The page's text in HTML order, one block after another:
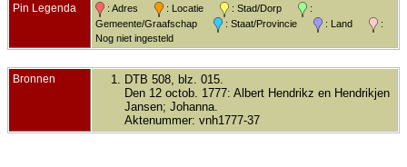
Pin Legenda : Adres : Locatie : Stad/Dorp
:
Gemeente/Graafschap
: Staat/Provincie : Land
:
Nog niet ingesteld
Bronnen
DTB 508, blz. 015.
Den 12 octob. 1777: Albert Hendrikz en Hendrikjen
Jansen; Johanna.
Aktenummer: vnh1777-37